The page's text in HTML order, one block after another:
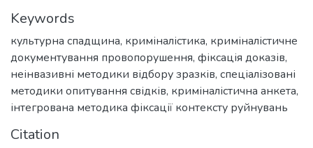
Keywords
культурна спадщина, криміналістика, криміналістичне
документування провопорушення, фіксація доказів,
неінвазивні методики відбору зразків, спеціалізовані
методики опитування свідків, криміналістична анкета,
інтегрована методика фіксації контексту руйнувань
Citation